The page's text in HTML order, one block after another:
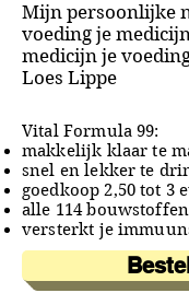
Mijn persoonlijke
voeding je
medicijn je
Loes Lippe
Vital Formula 99:
makkelijk klaar te
snel en lekker te
goedkoop 2,50 tot 3
alle 114
versterkt je